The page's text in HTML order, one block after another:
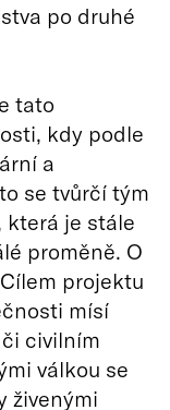
po druhé
tato
kdy podle
a
se tvůrčí tým
která je stále
proměně. O
projektu
mísí
civilním
válkou se
živenými